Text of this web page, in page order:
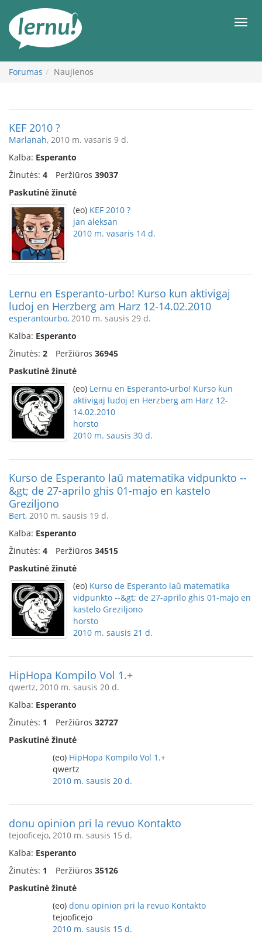
turinį
Forumas Naujienos
KEF 2010 ?
Marlanah, 2010 m. vasaris 9 d.
Kalba: Esperanto
Žinutės: 4 Peržiūros 39037
Paskutinė žinutė
(eo) KEF 2010 ?
jan aleksan
2010 m. vasaris 14 d.
Lernu en Esperanto-urbo! Kurso kun aktivigaj
ludoj en Herzberg am Harz 12-14.02.2010
esperantourbo, 2010 m. sausis 29 d.
Kalba: Esperanto
Žinutės: 2 Peržiūros 36945
Paskutinė žinutė
(eo) Lernu en Esperanto-urbo! Kurso kun
aktivigaj ludoj en Herzberg am Harz 12-
14.02.2010
horsto
2010 m. sausis 30 d.
Kurso de Esperanto laŭ matematika vidpunkto --
&gt; de 27-aprilo ghis 01-majo en kastelo
Greziljono
Bert, 2010 m. sausis 19 d.
Kalba: Esperanto
Žinutės: 4 Peržiūros 34515
Paskutinė žinutė
(eo) Kurso de Esperanto laŭ matematika
vidpunkto --&gt; de 27-aprilo ghis 01-majo en
kastelo Greziljono
horsto
2010 m. sausis 21 d.
HipHopa Kompilo Vol 1.+
qwertz, 2010 m. sausis 20 d.
Kalba: Esperanto
Žinutės: 1 Peržiūros 32727
Paskutinė žinutė
(eo) HipHopa Kompilo Vol 1.+
qwertz
2010 m. sausis 20 d.
donu opinion pri la revuo Kontakto
tejooficejo, 2010 m. sausis 15 d.
Kalba: Esperanto
Žinutės: 1 Peržiūros 35126
Paskutinė žinutė
(eo) donu opinion pri la revuo Kontakto
tejooficejo
2010 m. sausis 15 d.